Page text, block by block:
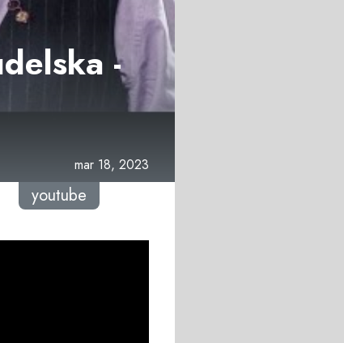
-
mar 18, 2023
youtube